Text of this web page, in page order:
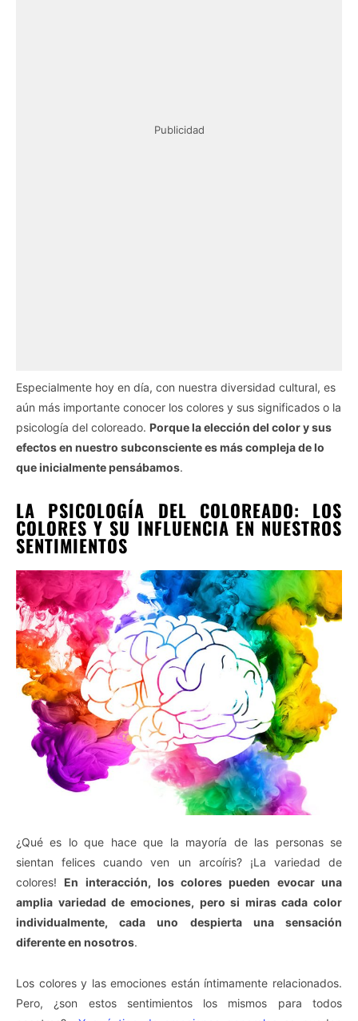
Publicidad
Especialmente hoy en día, con nuestra diversidad cultural, es
aún más importante conocer los colores y sus significados o la
psicología del coloreado. Porque la elección del color y sus
efectos en nuestro subconsciente es más compleja de lo
que inicialmente pensábamos.
LA PSICOLOGÍA DEL COLOREADO: LOS
COLORES Y SU INFLUENCIA EN NUESTROS
SENTIMIENTOS
¿Qué es lo que hace que la mayoría de las personas se
sientan felices cuando ven un arcoíris? ¡La variedad de
colores! En interacción, los colores pueden evocar una
amplia variedad de emociones, pero si miras cada color
individualmente, cada uno despierta una sensación
diferente en nosotros.
Los colores y las emociones están íntimamente relacionados.
Pero, ¿son estos sentimientos los mismos para todos